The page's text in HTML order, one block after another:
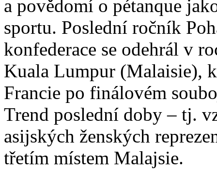
a povědomí o pétanque
sportu. Poslední ročník
konfederace se odehrál v
Kuala Lumpur (Malaisie),
Francie po finálovém
Trend poslední doby – tj.
asijských ženských
třetím místem Malajsie.